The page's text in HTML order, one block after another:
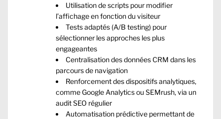
Utilisation de scripts pour modifier
l’affichage en fonction du visiteur
Tests adaptés (A/B testing) pour
sélectionner les approches les plus
engageantes
Centralisation des données CRM dans les
parcours de navigation
Renforcement des dispositifs analytiques,
comme Google Analytics ou SEMrush, via un
audit SEO régulier
Automatisation prédictive permettant de